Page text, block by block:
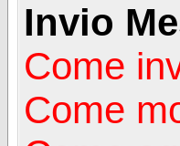
Invio
Come
Come